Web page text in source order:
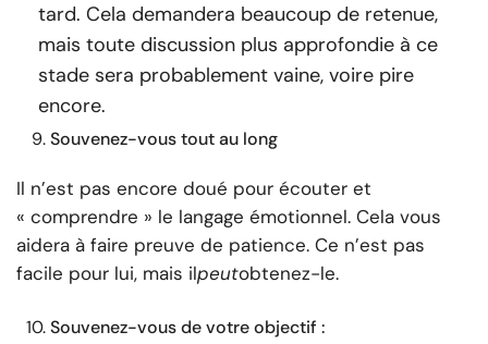
tard. Cela demandera beaucoup de retenue,
mais toute discussion plus approfondie à ce
stade sera probablement vaine, voire pire
encore.
Souvenez-vous tout au long
Il n’est pas encore doué pour écouter et
« comprendre » le langage émotionnel. Cela vous
aidera à faire preuve de patience. Ce n’est pas
facile pour lui, mais ilpeutobtenez-le.
Souvenez-vous de votre objectif :